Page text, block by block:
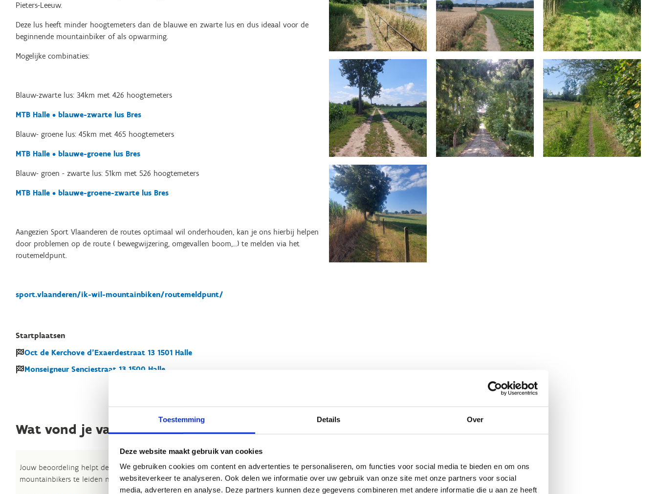
Toestemming Details Over
Deze website maakt gebruik van cookies
We gebruiken cookies om content en advertenties te personaliseren, om functies voor social media te bieden en om ons
websiteverkeer te analyseren. Ook delen we informatie over uw gebruik van onze site met onze partners voor social
media, adverteren en analyse. Deze partners kunnen deze gegevens combineren met andere informatie die u aan ze heeft
Pieters-Leeuw.
Deze lus heeft minder hoogtemeters dan de blauwe en zwarte lus en dus ideaal voor de
beginnende mountainbiker of als opwarming.
Mogelijke combinaties:
Blauw-zwarte lus: 34km met 426 hoogtemeters
MTB Halle • blauwe-zwarte lus Bres
Blauw- groene lus: 45km met 465 hoogtemeters
MTB Halle • blauwe-groene lus Bres
Blauw- groen - zwarte lus: 51km met 526 hoogtemeters
MTB Halle • blauwe-groene-zwarte lus Bres
Aangezien Sport Vlaanderen de routes optimaal wil onderhouden, kan je ons hierbij helpen
door problemen op de route ( bewegwijzering, omgevallen boom,…) te melden via het
routemeldpunt.
sport.vlaanderen/ik-wil-mountainbiken/routemeldpunt/
Startplaatsen
Oct de Kerchove d'Exaerdestraat 13 1501 Halle
Monseigneur Senciestraat 13 1500 Halle
Wat vond je van deze route?
Jouw beoordeling helpt de kwaliteit van de routes in kaart te brengen en andere
mountainbikers te leiden naar de fijnste plekken.